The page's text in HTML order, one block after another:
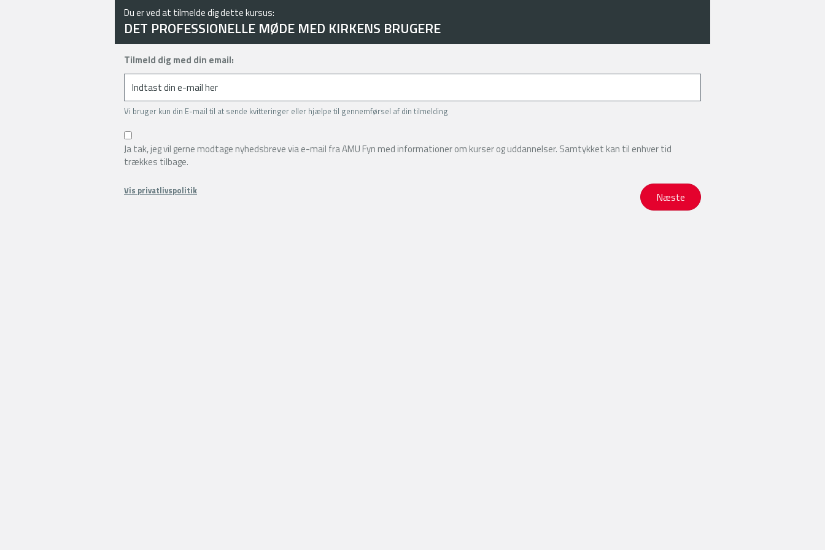
Du er ved at tilmelde dig dette kursus:
DET PROFESSIONELLE MØDE MED KIRKENS BRUGERE
Tilmeld dig med din email:
Vi bruger kun din E-mail til at sende kvitteringer eller hjælpe til gennemførsel af din tilmelding
Ja tak, jeg vil gerne modtage nyhedsbreve via e-mail fra AMU Fyn med informationer om kurser og uddannelser. Samtykket kan til enhver tid
trækkes tilbage.
Vis privatlivspolitik